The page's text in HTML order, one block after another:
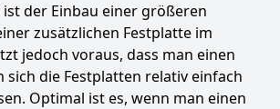
der Einbau einer größeren
zusätzlichen Festplatte im
jedoch voraus, dass man einen
sich die Festplatten relativ einfach
Optimal ist es, wenn man einen